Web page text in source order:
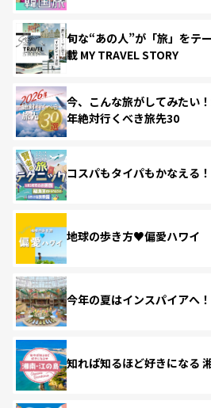
旬な“あの人”が「旅」をテ
載 MY TRAVEL STORY
今、こんな旅がしてみたい
年絶対行くべき旅先30
コスパもタイパもかなえる
地球の歩き方♥偏愛ハワイ
今年の夏はインスパイアへ！
知れば知るほど好きになる